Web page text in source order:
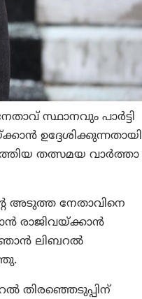
സ്ഥാനവും പാർട്ടി
ഉദ്ദേശിക്കുന്നതായി
തത്സമയ വാര്‍ത്താ
അടുത്ത നേതാവിനെ
രാജിവയ്ക്കാൻ
ഞാൻ ലിബറൽ
തിരഞ്ഞെടുപ്പിന്